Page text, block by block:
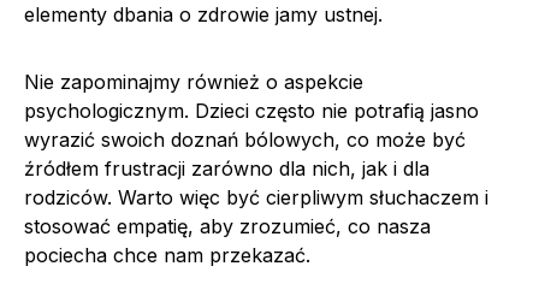
elementy dbania o zdrowie jamy ustnej.
Nie zapominajmy również o aspekcie
psychologicznym. Dzieci często nie potrafią jasno
wyrazić swoich doznań bólowych, co może być
źródłem frustracji zarówno dla nich, jak i dla
rodziców. Warto więc być cierpliwym słuchaczem i
stosować empatię, aby zrozumieć, co nasza
pociecha chce nam przekazać.